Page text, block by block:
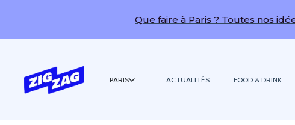
Que faire à Paris ? Toutes nos idées de sorties
PARIS ACTUALITÉS FOOD & DRINK